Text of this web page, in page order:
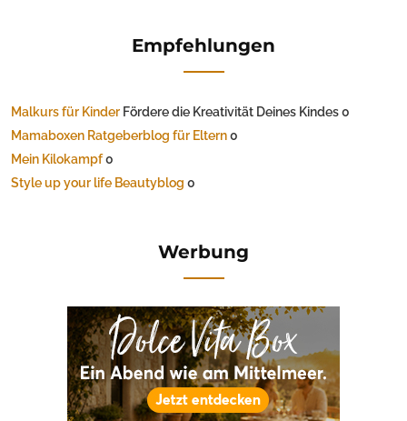
Empfehlungen
Malkurs für Kinder Fördere die Kreativität Deines Kindes 0
Mamaboxen Ratgeberblog für Eltern0
Mein Kilokampf0
Style up your life Beautyblog 0
Werbung